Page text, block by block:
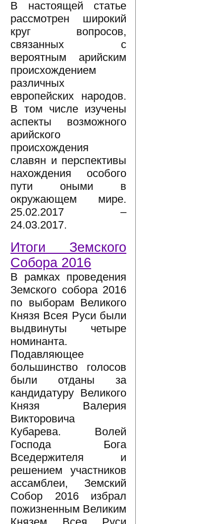
В настоящей статье
рассмотрен широкий
круг вопросов,
связанных с
вероятным арийским
происхождением
различных
европейских народов.
В том числе изучены
аспекты возможного
арийского
происхождения
славян и перспективы
нахождения особого
пути оными в
окружающем мире.
25.02.2017 –
24.03.2017.
Итоги Земского
Собора 2016
В рамках проведения
Земского собора 2016
по выборам Великого
Князя Всея Руси были
выдвинуты четыре
номинанта.
Подавляющее
большинство голосов
были отданы за
кандидатуру Великого
Князя Валерия
Викторовича
Кубарева. Волей
Господа Бога
Вседержителя и
решением участников
ассамблеи, Земский
Собор 2016 избрал
пожизненным Великим